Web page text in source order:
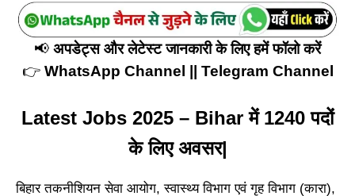
📢 अपडेट्स और लेटेस्ट जानकारी के लिए हमें फॉलो करें
👉 WhatsApp Channel Telegram Channel
Latest Jobs 2025 – Bihar में 1240 पदों
के लिए अवसर|
बिहार तकनीशियन सेवा आयोग, स्वास्थ्य विभाग एवं गृह विभाग (कारा),